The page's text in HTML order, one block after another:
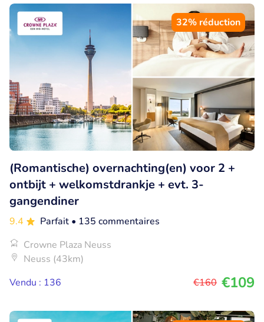
32% réduction
(Romantische) overnachting(en) voor 2 +
ontbijt + welkomstdrankje + evt. 3-
gangendiner
9.4 Parfait • 135 commentaires
Crowne Plaza Neuss
Neuss (43km)
Vendu : 136
€160 €109